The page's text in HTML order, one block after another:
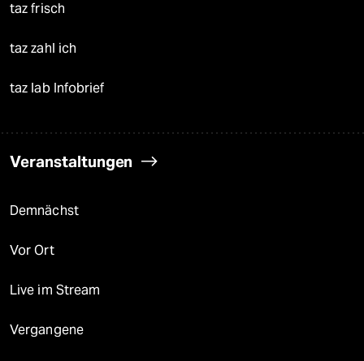
taz frisch
taz zahl ich
taz lab Infobrief
Veranstaltungen
Demnächst
Vor Ort
Live im Stream
Vergangene